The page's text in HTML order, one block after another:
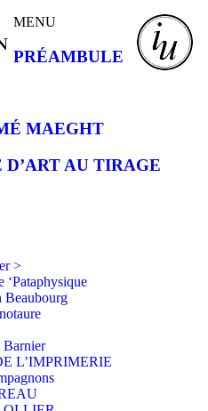
MENU
PRÉAMBULE
MAEGHT
AU TIRAGE
>
‘Pataphysique
Beaubourg
Barnier
L’IMPRIMERIE